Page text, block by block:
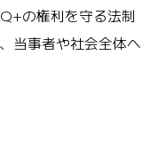
の権利を守る法制
当事者や社会全体へ